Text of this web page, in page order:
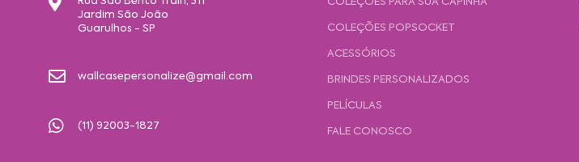
Jardim São João
Guarulhos - SP
wallcasepersonalize@gmail.com
(11) 92003-1827
COLEÇÕES PARA SUA CAPINHA
COLEÇÕES POPSOCKET
ACESSÓRIOS
BRINDES PERSONALIZADOS
PELÍCULAS
FALE CONOSCO